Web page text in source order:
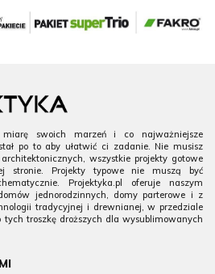
swoich marzeń i co najważniejsze
po to aby ułatwić ci zadanie. Nie musisz
wszystkie projekty gotowe
stronie. Projekty typowe nie muszą być
Projektyka.pl oferuje naszym
jednorodzinnych, domy parterowe i z
tradycyjnej i drewnianej, w przedziale
troszkę droższych dla wysublimowanych